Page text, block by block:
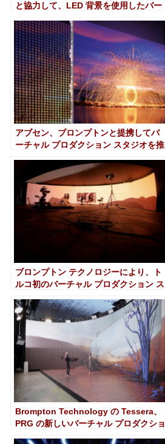
と協力して、LED 背景を使用したバー
ます。
アブセン、ブロンプトンと提携してバ
ーチャル プロダクション スタジオを推
ブロンプトン テクノロジーにより、ト
ルコ初のバーチャル プロダクション ス
Brompton Technology の Tessera、
PRG の新しいバーチャル プロダクショ